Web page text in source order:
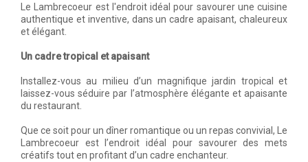
Le Lambrecoeur est l'endroit idéal pour savourer une cuisine
authentique et inventive, dans un cadre apaisant, chaleureux
et élégant.
Un cadre tropical et apaisant
Installez-vous au milieu d’un magnifique jardin tropical et
laissez-vous séduire par l’atmosphère élégante et apaisante
du restaurant.
Que ce soit pour un dîner romantique ou un repas convivial, Le
Lambrecoeur est l’endroit idéal pour savourer des mets
créatifs tout en profitant d’un cadre enchanteur.